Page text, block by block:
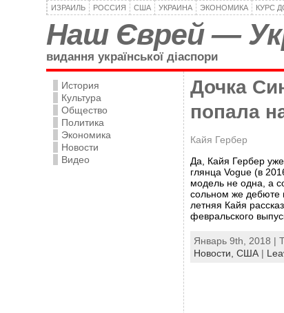
ИЗРАИЛЬ РОССИЯ США УКРАИНА ЭКОНОМИКА КУРС
Наш Єврей —
видання української діаспори
История
Культура
Общество
Политика
Экономика
Новости
Видео
Дочка
попала
Кайя Гербер
Да, Кайя Гербер
глянца Vogue (в
модель не одна, а
сольном же дебюте
летняя Кайя
февральского
Январь 9th, 2018 |
Новости, США |